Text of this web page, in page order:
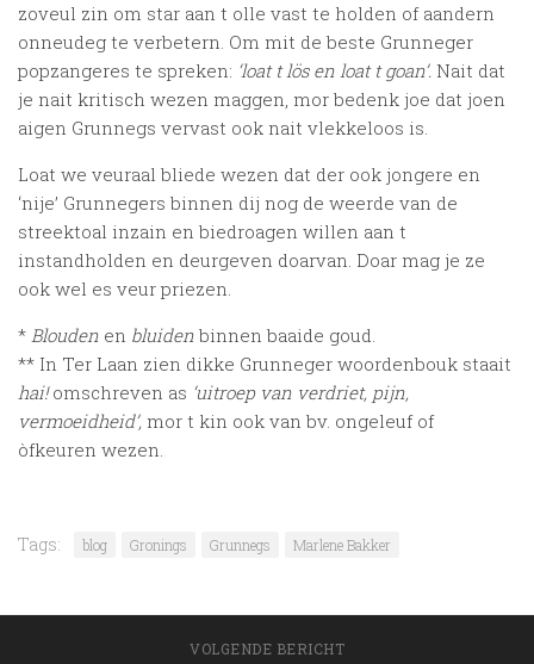
zoveul zin om star aan t olle vast te holden of aandern
onneudeg te verbetern. Om mit de beste Grunneger
popzangeres te spreken: ‘loat t lös en loat t goan’. Nait dat
je nait kritisch wezen maggen, mor bedenk joe dat joen
aigen Grunnegs vervast ook nait vlekkeloos is.
Loat we veuraal bliede wezen dat der ook jongere en
‘nije’ Grunnegers binnen dij nog de weerde van de
streektoal inzain en biedroagen willen aan t
instandholden en deurgeven doarvan. Doar mag je ze
ook wel es veur priezen.
* Blouden en bluiden binnen baaide goud.
** In Ter Laan zien dikke Grunneger woordenbouk staait
hai!omschreven as ‘uitroep van verdriet, pijn,
vermoeidheid’, mor t kin ook van bv. ongeleuf of
òfkeuren wezen.
Tags: blog Gronings Grunnegs Marlene Bakker
VOLGENDE BERICHT